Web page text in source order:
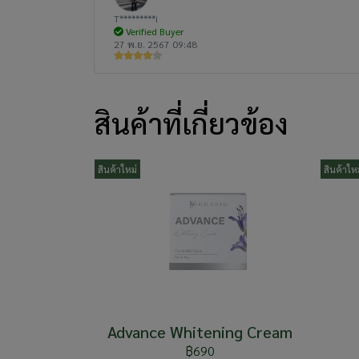
T*********i
Verified Buyer
27 พ.ย. 2567 09:48
สินค้าที่เกี่ยวข้อง
สินค้าใหม่
Advance Whitening Cream
฿690
สินค้าให